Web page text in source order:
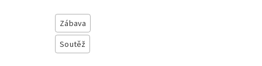
Zábava
Soutěž